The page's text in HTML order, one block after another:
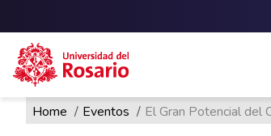
Pasar al contenido principal
Ruta de
Home Eventos El Gran Potencial del